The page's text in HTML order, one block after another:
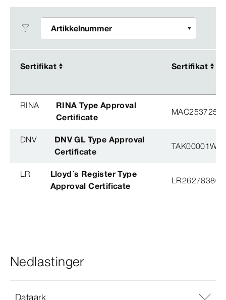
Sertifikat Sertifikat
Sertifikat Sertifikat
RINA
RINA Type Approval
Certificate
DNV
DNV GL Type Approval
Certificate
TAK00001W8
LR
Lloyd´s Register Type
Approval Certificate
Nedlastinger
Dataark